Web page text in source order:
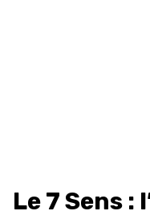
Le 7 Sens